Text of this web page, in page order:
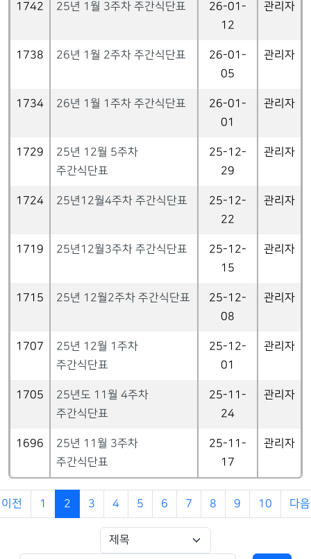
1742 25년 1월 3주차 주간식단표
26-01-
12
관리자
1738 26년 1월 2주차 주간식단표
26-01-
05
관리자
1734 26년 1월 1주차 주간식단표
26-01-
01
관리자
1729
25년 12월 5주차
주간식단표
25-12-
29
관리자
1724 25년12월4주차 주간식단표
25-12-
22
관리자
1719 25년12월3주차 주간식단표
25-12-
15
관리자
1715 25년 12월2주차 주간식단표
25-12-
08
관리자
1707
25년 12월 1주차
주간식단표
25-12-
01
관리자
1705
25년도 11월 4주차
주간식단표
25-11-
24
관리자
1696
25년 11월 3주차
주간식단표
25-11-
17
관리자
이전 1 2 3 4 5 6 7 8 9 10 다음